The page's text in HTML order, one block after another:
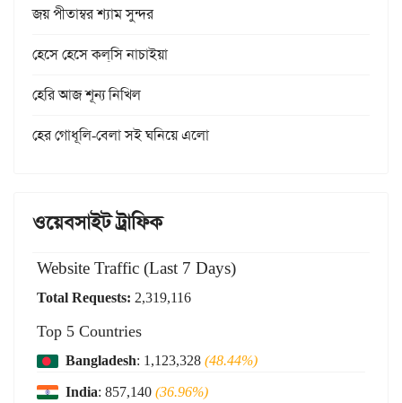
জয় পীতাম্বর শ্যাম সুন্দর
হেসে হেসে কল্‌সি নাচাইয়া
হেরি আজ শূন্য নিখিল
হের গোধূলি-বেলা সই ঘনিয়ে এলো
ওয়েবসাইট ট্রাফিক
Website Traffic (Last 7 Days)
Total Requests: 2,319,116
Top 5 Countries
Bangladesh: 1,123,328(48.44%)
India: 857,140(36.96%)